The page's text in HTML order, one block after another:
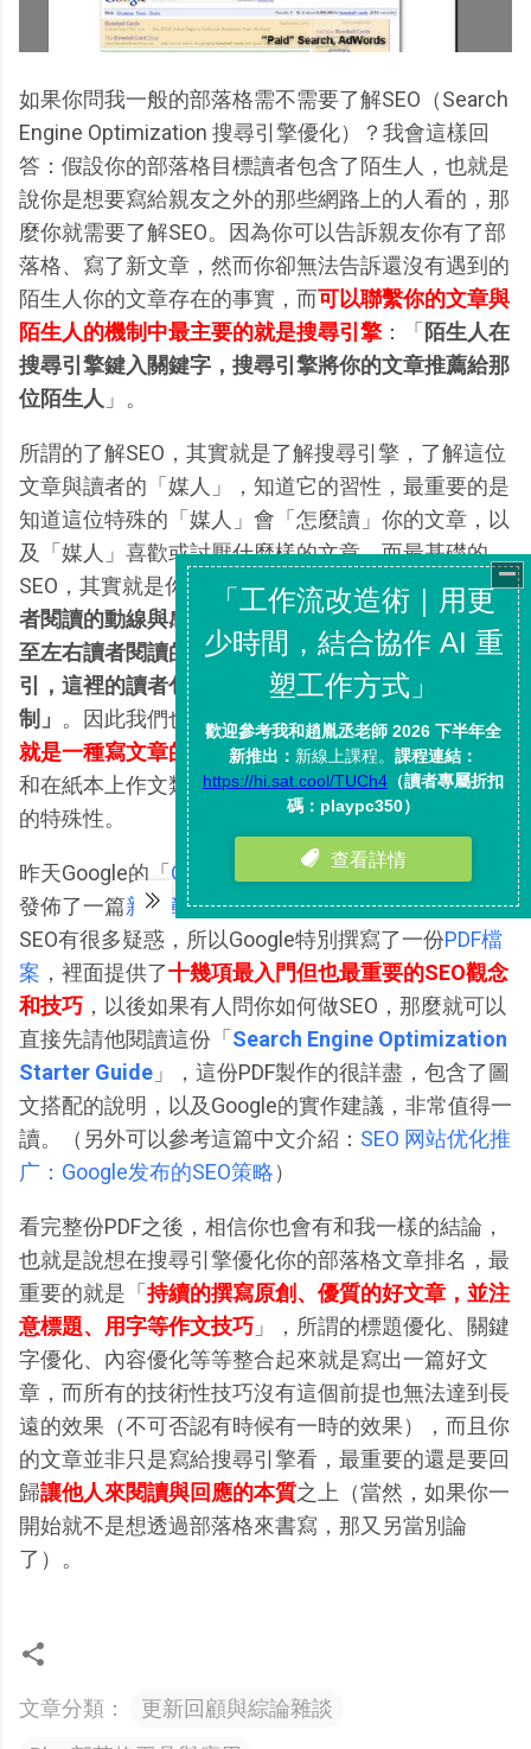
如果你問我一般的部落格需不需要了解SEO（Search
Engine Optimization 搜尋引擎優化）？我會這樣回
答：假設你的部落格目標讀者包含了陌生人，也就是
說你是想要寫給親友之外的那些網路上的人看的，那
麼你就需要了解SEO。因為你可以告訴親友你有了部
落格、寫了新文章，然而你卻無法告訴還沒有遇到的
陌生人你的文章存在的事實，而可以聯繫你的文章與
陌生人的機制中最主要的就是搜尋引擎：「陌生人在
搜尋引擎鍵入關鍵字，搜尋引擎將你的文章推薦給那
位陌生人 」。
所謂的了解SEO，其實就是了解搜尋引擎，了解這位
文章與讀者的「媒人」，知道它的習性，最重要的是
知道這位特殊的「媒人」會「怎麼讀」你的文章，以
及「媒人」喜歡或討厭什麼樣的文章。而最基礎的
SEO，其實就是你 發表部落格文章時，應該去考慮讀
者閱讀的動線與感受，讓讀者看到你文章的重點，甚
至左右讀者閱讀的迭宕起伏，讓讀者被你的文章所吸
引，這裡的讀者包含了「真正的人」與「搜尋引擎機
制」 。因此我們也可以說，最基礎最正派的SEO其實
就是一種寫文章的技巧，這樣的技巧有許多地方其實
和在紙本上作文類似，但也有很多地方具有網路環境
的特殊性。
昨天Google的「Google Webmaster Central Blog
發佈了一篇新文章，裡面提到因為新手站長通常對於
SEO有很多疑惑，所以Google特別撰寫了一份PDF檔
案 ，裡面提供了十幾項最入門但也最重要的SEO觀念
和技巧 ，以後如果有人問你如何做SEO，那麼就可以
直接先請他閱讀這份「Search Engine Optimization
Starter Guide 」，這份PDF製作的很詳盡，包含了圖
文搭配的說明，以及Google的實作建議，非常值得一
讀。（另外可以參考這篇中文介紹： SEO 网站优化推
广：Google发布的SEO策略）
看完整份PDF之後，相信你也會有和我一樣的結論，
也就是說想在搜尋引擎優化你的部落格文章排名，最
重要的就是「持續的撰寫原創、優質的好文章，並注
意標題、用字等作文技巧 」，所謂的標題優化、關鍵
字優化、內容優化等等整合起來就是寫出一篇好文
章，而所有的技術性技巧沒有這個前提也無法達到長
遠的效果（不可否認有時候有一時的效果），而且你
的文章並非只是寫給搜尋引擎看，最重要的還是要回
歸讓他人來閱讀與回應的本質之上（當然，如果你一
開始就不是想透過部落格來書寫，那又另當別論
了）。
文章分類：
更新回顧與綜論雜談